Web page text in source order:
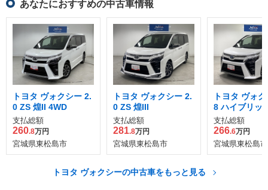
あなたにおすすめの中古車情報
トヨタ ヴォクシー 2.
0 ZS 煌II 4WD
支払総額
260.8万円
宮城県東松島市
トヨタ ヴォクシー 2.
0 ZS 煌III
支払総額
281.8万円
宮城県東松島市
トヨタ ヴォ
8 ハイブリッ
III
支払総額
266.6万円
宮城県東松島市
トヨタ ヴォクシーの中古車をもっと見る